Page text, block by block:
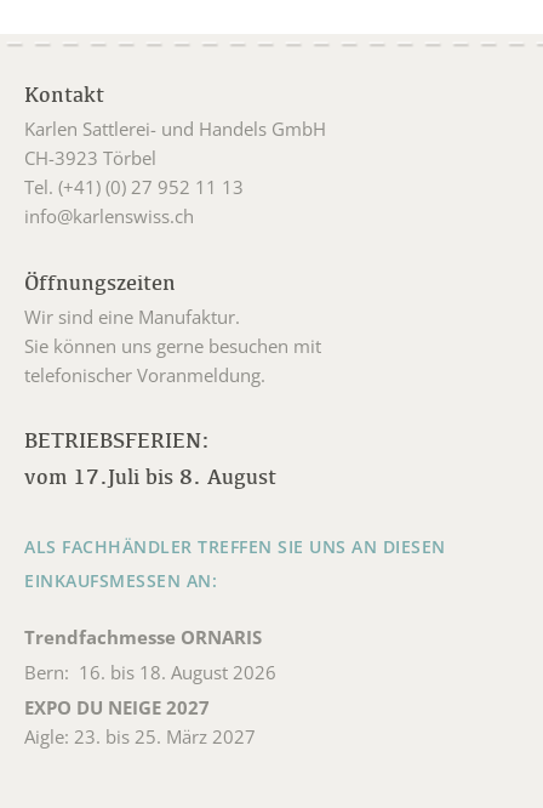
Kontakt
Karlen Sattlerei- und Handels GmbH
CH-3923 Törbel
Tel. (+41) (0) 27 952 11 13
info@karlenswiss.ch
Öffnungszeiten
Wir sind eine Manufaktur.
Sie können uns gerne besuchen mit
telefonischer Voranmeldung.
BETRIEBSFERIEN:
vom 17.Juli bis 8. August
ALS FACHHÄNDLER TREFFEN SIE UNS AN DIESEN
EINKAUFSMESSEN AN:
Trendfachmesse ORNARIS
Bern: 16. bis 18. August 2026
EXPO DU NEIGE 2027
Aigle: 23. bis 25. März 2027